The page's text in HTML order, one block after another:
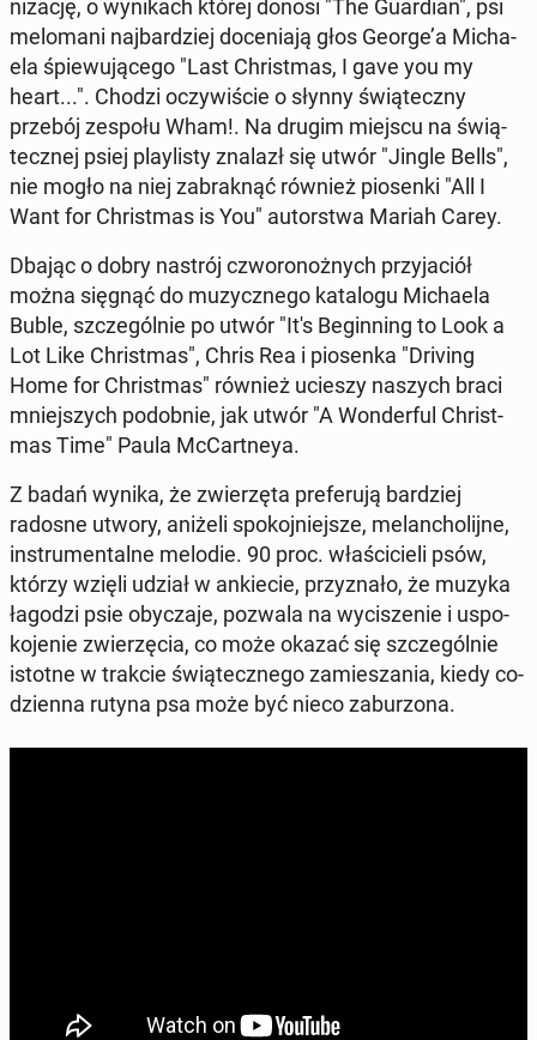
ni­za­cję, o wy­ni­kach której donosi "The Gu­ar­dian", psi
me­lo­ma­ni naj­bar­dziej do­ce­nia­ją głos George’a Mi­cha­
ela śpie­wu­ją­ce­go "Last Chri­st­mas, I gave you my
heart...". Chodzi oczy­wi­ście o słynny świą­tecz­ny
przebój zespołu Wham!. Na drugim miejscu na świą­
tecz­nej psiej play­li­sty znalazł się utwór "Jingle Bells",
nie mogło na niej za­brak­nąć również pio­sen­ki "All I
Want for Chri­st­mas is You" au­tor­stwa Mariah Carey.
Dbając o dobry nastrój czwo­ro­noż­nych przy­ja­ciół
można sięgnąć do mu­zycz­ne­go ka­ta­lo­gu Mi­cha­ela
Buble, szcze­gól­nie po utwór "It's Be­gin­ning to Look a
Lot Like Chri­st­mas", Chris Rea i pio­sen­ka "Driving
Home for Chri­st­mas" również ucieszy naszych braci
mniej­szych po­dob­nie, jak utwór "A Won­der­ful Chri­st­
mas Time" Paula McCart­neya.
Z badań wynika, że zwie­rzę­ta pre­fe­ru­ją bar­dziej
radosne utwory, aniżeli spo­koj­niej­sze, me­lan­cho­lij­ne,
in­stru­men­tal­ne melodie. 90 proc. wła­ści­cie­li psów,
którzy wzięli udział w an­kie­cie, przy­zna­ło, że muzyka
łagodzi psie oby­cza­je, pozwala na wy­ci­sze­nie i uspo­
ko­je­nie zwie­rzę­cia, co może okazać się szcze­gól­nie
istotne w trakcie świą­tecz­ne­go za­mie­sza­nia, kiedy co­
dzien­na rutyna psa może być nieco za­bu­rzo­na.